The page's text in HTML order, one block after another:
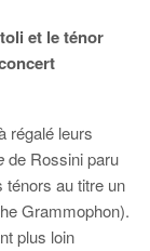
et le ténor
régalé leurs
de Rossini paru
ténors au titre un
Grammophon).
plus loin